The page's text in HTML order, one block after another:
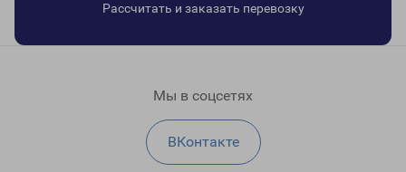
Рассчитать и заказать перевозку
Мы в соцсетях
ВКонтакте